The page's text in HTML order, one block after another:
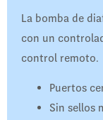
La bomba de
con un
control remoto.
Puertos
Sin sellos